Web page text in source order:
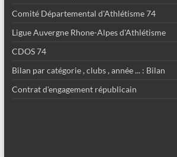
Comité Départemental d'Athlétisme 74
Ligue Auvergne Rhone-Alpes d'Athlétisme
CDOS 74
Bilan par catégorie , clubs , année ... : Bilan
Contrat d'engagement républicain